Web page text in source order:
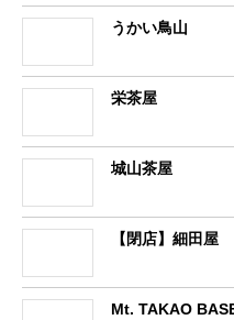
うかい鳥山
栄茶屋
城山茶屋
【閉店】細田屋
Mt. TAKAO